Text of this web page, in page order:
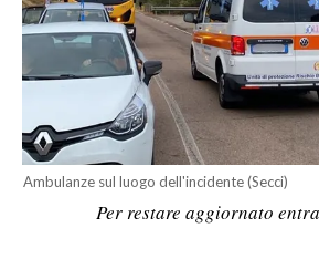
CULTURA
GOSSIP
SARDI NEL MONDO
Ambulanze sul luogo dell'incidente (Secci)
Per restare aggiornato